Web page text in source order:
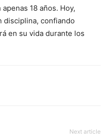
18 años. Hoy,
disciplina, confiando
en su vida durante los
Next article